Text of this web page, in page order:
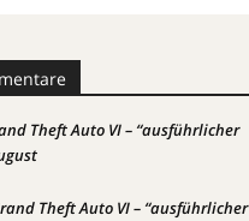
Theft Auto VI – “ausführlicher
Theft Auto VI – “ausführlicher